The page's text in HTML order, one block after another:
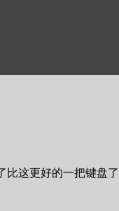
更好的一把键盘